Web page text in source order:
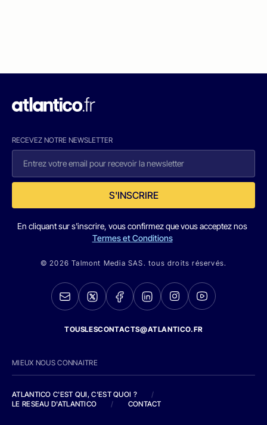
RECEVEZ NOTRE NEWSLETTER
S'INSCRIRE
En cliquant sur s'inscrire, vous confirmez que vous acceptez nos
Termes et Conditions
© 2026 Talmont Media SAS. tous droits réservés.
TOUSLESCONTACTS@ATLANTICO.FR
MIEUX NOUS CONNAITRE
ATLANTICO C'EST QUI, C'EST QUOI ?
/
LE RESEAU D'ATLANTICO
/ CONTACT